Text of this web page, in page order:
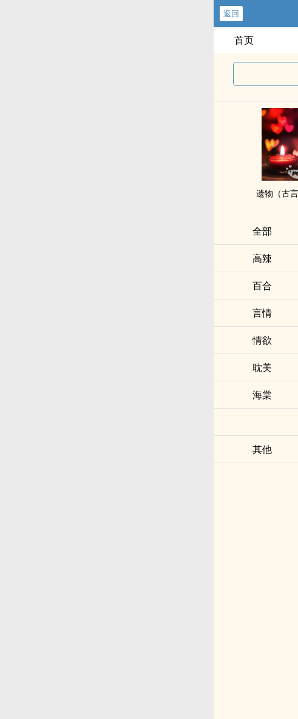
返回
首页
遗物（古言
全部
高辣
百合
言情
情欲
耽美
海棠
其他